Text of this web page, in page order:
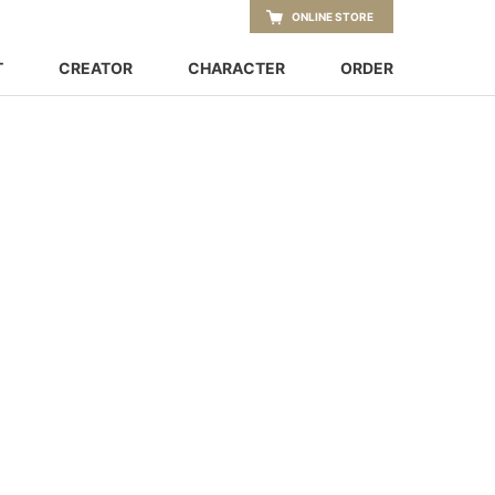
CREATOR CHARACTER ORDER
ONLINE STORE